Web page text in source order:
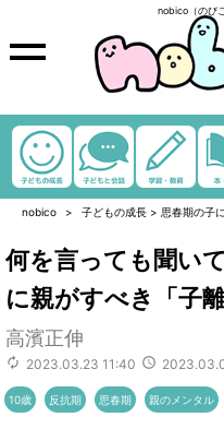
nobico（のび
nobico 子どもの成長 > 思春期の子
何を言っても聞い
に親がすべき「子離
高濱正伸
2023.03.23 11:40
10歳 反抗期 思春期 親のメンタル